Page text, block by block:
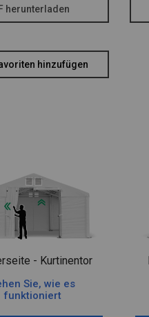
herunterladen
hinzufügen
- Kurtinentor
Sie, wie es
funktioniert